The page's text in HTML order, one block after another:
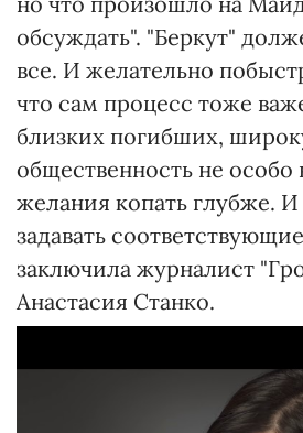
обсуждать". "Беркут"
все. И желательно
что сам процесс тоже
близких погибших,
общественность не особо
желания копать глубже.
задавать
заключила журналист
Анастасия Станко.